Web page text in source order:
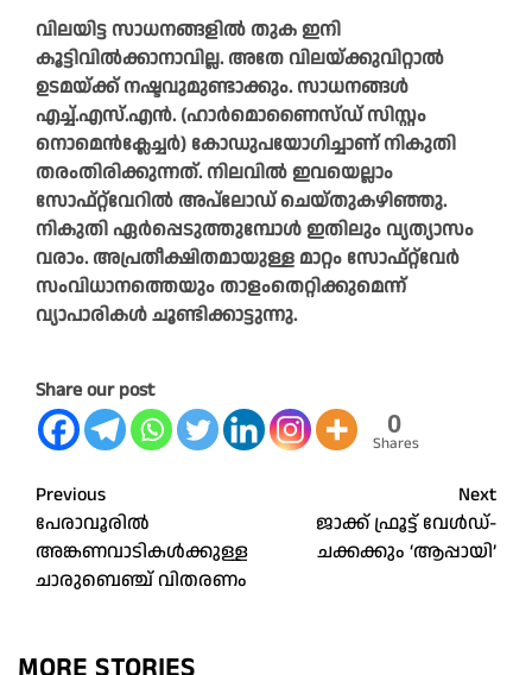
വിലയിട്ട സാധനങ്ങളിൽ തുക ഇനി
കൂട്ടിവിൽക്കാനാവില്ല. അതേ വിലയ്ക്കുവിറ്റാൽ
ഉടമയ്ക്ക് നഷ്ടവുമുണ്ടാക്കും. സാധനങ്ങൾ
എച്ച്.എസ്.എൻ. (ഹാർമൊണൈസ്ഡ് സിസ്റ്റം
നൊമെൻക്ലേച്ചർ) കോഡുപയോഗിച്ചാണ് നികുതി
തരംതിരിക്കുന്നത്. നിലവിൽ ഇവയെല്ലാം
സോഫ്റ്റ്‍വേറിൽ അപ്‌ലോഡ് ചെയ്തുകഴിഞ്ഞു.
നികുതി ഏർപ്പെടുത്തുമ്പോൾ ഇതിലും വ്യത്യാസം
വരാം. അപ്രതീക്ഷിതമായുള്ള മാറ്റം സോഫ്റ്റ്‌വേർ
സംവിധാനത്തെയും താളംതെറ്റിക്കുമെന്ന്
വ്യാപാരികൾ ചൂണ്ടിക്കാട്ടുന്നു.
Share our post
0
Shares
Post
navigation
Previous
പേരാവൂരിൽ
അങ്കണവാടികൾക്കുള്ള
ചാരുബെഞ്ച് വിതരണം
Next
ജാക്ക് ഫ്രൂട്ട് വേൾഡ്-
ചക്കക്കും ‘ആപ്പായി’